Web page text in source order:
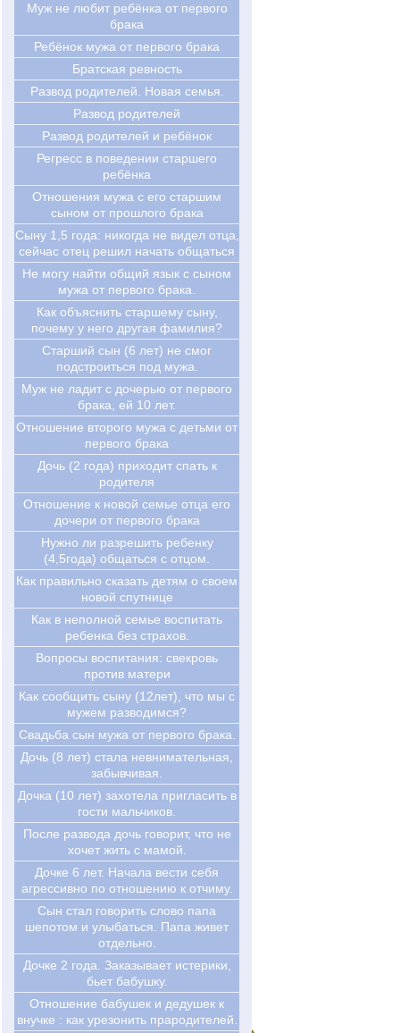
Муж не любит ребёнка от первого
брака
Ребёнок мужа от первого брака
Братская ревность
Развод родителей. Новая семья.
Развод родителей
Развод родителей и ребёнок
Регресс в поведении старшего
ребёнка
Отношения мужа с его старшим
сыном от прошлого брака
Cыну 1,5 года: никогда не видел отца,
сейчас отец решил начать общаться
Не могу найти общий язык с сыном
мужа от первого брака.
Как объяснить старшему сыну,
почему у него другая фамилия?
Старший сын (6 лет) не смог
подстроиться под мужа.
Муж не ладит с дочерью от первого
брака, ей 10 лет.
Отношение второго мужа с детьми от
первого брака
Дочь (2 года) приходит спать к
родителя
Отношение к новой семье отца его
дочери от первого брака
Нужно ли разрешить ребенку
(4,5года) общаться с отцом.
Как правильно сказать детям о своем
новой спутнице
Как в неполной семье воспитать
ребенка без страхов.
Вопросы воспитания: свекровь
против матери
Как сообщить сыну (12лет), что мы с
мужем разводимся?
Свадьба сын мужа от первого брака.
Дочь (8 лет) стала невнимательная,
забывчивая.
Дочка (10 лет) захотела пригласить в
гости мальчиков.
После развода дочь говорит, что не
хочет жить с мамой.
Дочке 6 лет. Начала вести себя
агрессивно по отношению к отчиму.
Сын стал говорить слово папа
шепотом и улыбаться. Папа живет
отдельно.
Дочке 2 года. Заказывает истерики,
бьет бабушку.
Отношение бабушек и дедушек к
внучке : как урезонить прародителей.